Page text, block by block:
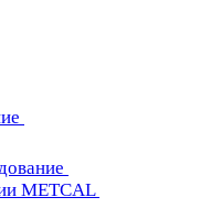
METCAL